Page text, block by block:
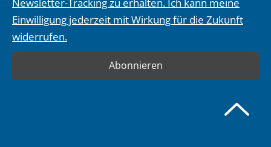
Einwilligung jederzeit mit Wirkung für die Zukunft
widerrufen.